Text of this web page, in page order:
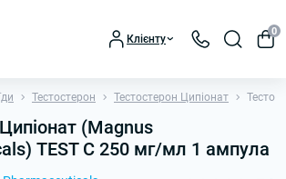
Клієнту
0
Тестостерон Тестостерон Ципіонат
(Magnus
TEST C 250 мг/мл 1 ампула